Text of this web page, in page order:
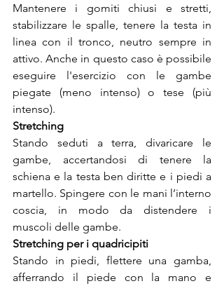
Mantenere i gomiti chiusi e stretti,
stabilizzare le spalle, tenere la testa in
linea con il tronco, neutro sempre in
attivo. Anche in questo caso è possibile
eseguire l'esercizio con le gambe
piegate (meno intenso) o tese (più
intenso).
Stretching
Stando seduti a terra, divaricare le
gambe, accertandosi di tenere la
schiena e la testa ben diritte e i piedi a
martello. Spingere con le mani l’interno
coscia, in modo da distendere i
muscoli delle gambe.
Stretching per i quadricipiti
Stando in piedi, flettere una gamba,
afferrando il piede con la mano e